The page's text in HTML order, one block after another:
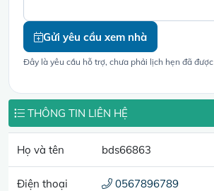
Gửi yêu cầu xem nhà
Đây là yêu cầu hỗ trợ, chưa phải lịch hẹn đã
THÔNG TIN LIÊN HỆ
Họ và tên bds66863
Điện thoại 0567896789